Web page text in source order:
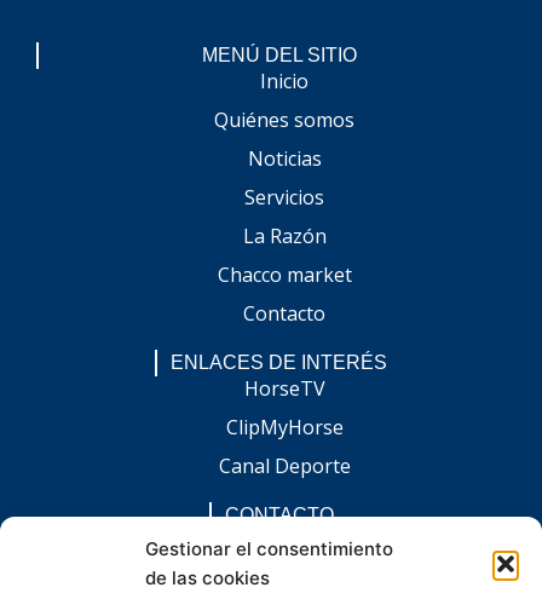
Gestionar el consentimiento
de las cookies
MENÚ DEL SITIO
Inicio
Quiénes somos
Noticias
Servicios
La Razón
Chacco market
Contacto
ENLACES DE INTERÉS
HorseTV
ClipMyHorse
Canal Deporte
CONTACTO
comunicacion@chaccoinfo.com
Presentes en todo el ámbito nacional